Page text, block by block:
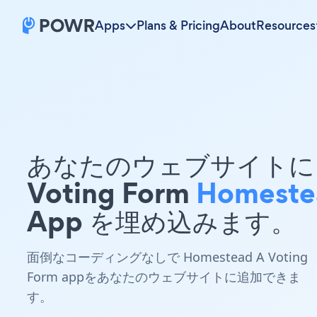
Apps Plans & PricingAboutResources
あなたのウェブサイト
Voting Form
App を埋め込みます。
面倒なコーディングなしで Homestead A Voting
Form appをあなたのウェブサイトに追加できま
す。